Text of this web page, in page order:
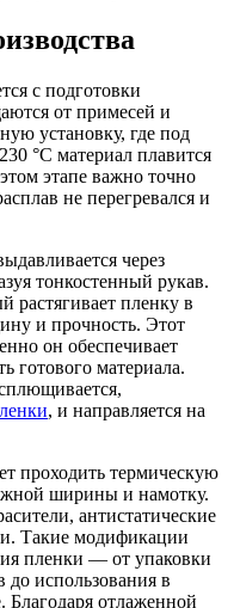
с подготовки
от примесей и
установку, где под
°C материал плавится
этапе важно точно
не перегревался и
через
тонкостенный рукав.
растягивает пленку в
и прочность. Этот
он обеспечивает
готового материала.
, и направляется на
проходить термическую
ширины и намотку.
антистатические
Такие модификации
пленки — от упаковки
использования в
Благодаря отлаженной